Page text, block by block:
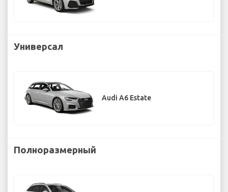
Универсал
Audi A6 Estate
Полноразмерный